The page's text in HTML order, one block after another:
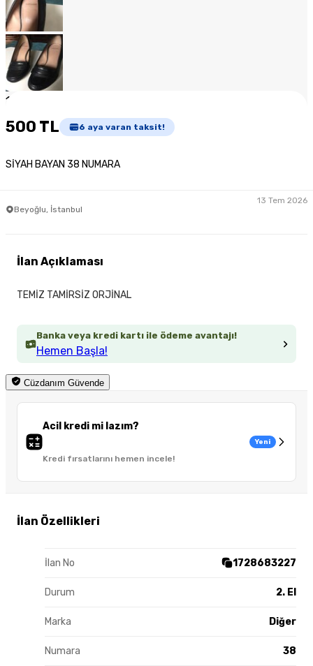
1
500 TL 6 aya varan taksit!
SİYAH BAYAN 38 NUMARA
Beyoğlu, İstanbul
13 Tem 2026
Banka veya kredi kartı ile ödeme avantajı!
Hemen Başla!
Cüzdanım Güvende
Acil kredi mi lazım?
Kredi fırsatlarını hemen incele!
Yeni
İlan Özellikleri
İlan No 1728683227
Durum 2. El
Marka Diğer
Numara 38
İlan Açıklaması
TEMİZ TAMİRSİZ ORJİNAL